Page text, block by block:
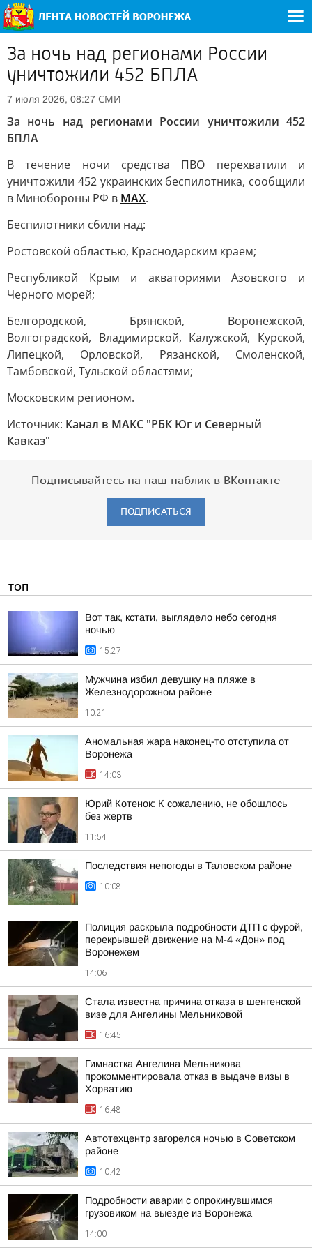
За ночь над регионами России
уничтожили 452 БПЛА
7 июля 2026, 08:27 СМИ
За ночь над регионами России уничтожили 452
БПЛА
В течение ночи средства ПВО перехватили и
уничтожили 452 украинских беспилотника, сообщили
в Минобороны РФ в МАХ.
Беспилотники сбили над:
Ростовской областью, Краснодарским краем;
Республикой Крым и акваториями Азовского и
Черного морей;
Белгородской, Брянской, Воронежской,
Волгоградской, Владимирской, Калужской, Курской,
Липецкой, Орловской, Рязанской, Смоленской,
Тамбовской, Тульской областями;
Московским регионом.
Источник: Канал в МАКС "РБК Юг и Северный
Кавказ"
Подписывайтесь на наш паблик в ВКонтакте
ПОДПИСАТЬСЯ
ТОП
Вот так, кстати, выглядело небо сегодня
ночью
15:27
Мужчина избил девушку на пляже в
Железнодорожном районе
10:21
Аномальная жара наконец-то отступила от
Воронежа
14:03
Юрий Котенок: К сожалению, не обошлось
без жертв
11:54
Последствия непогоды в Таловском районе
10:08
Полиция раскрыла подробности ДТП с фурой,
перекрывшей движение на М-4 «Дон» под
Воронежем
14:06
Стала известна причина отказа в шенгенской
визе для Ангелины Мельниковой
16:45
Гимнастка Ангелина Мельникова
прокомментировала отказ в выдаче визы в
Хорватию
16:48
Автотехцентр загорелся ночью в Советском
районе
10:42
Подробности аварии с опрокинувшимся
грузовиком на выезде из Воронежа
14:00